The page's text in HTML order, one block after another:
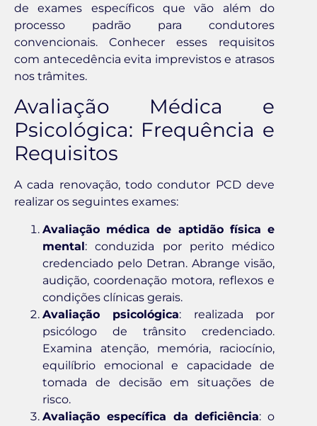
de exames específicos que vão além do
processo padrão para condutores
convencionais. Conhecer esses requisitos
com antecedência evita imprevistos e atrasos
nos trâmites.
Avaliação Médica e
Psicológica: Frequência e
Requisitos
A cada renovação, todo condutor PCD deve
realizar os seguintes exames:
Avaliação médica de aptidão física e
mental: conduzida por perito médico
credenciado pelo Detran. Abrange visão,
audição, coordenação motora, reflexos e
condições clínicas gerais.
Avaliação psicológica: realizada por
psicólogo de trânsito credenciado.
Examina atenção, memória, raciocínio,
equilíbrio emocional e capacidade de
tomada de decisão em situações de
risco.
Avaliação específica da deficiência: o